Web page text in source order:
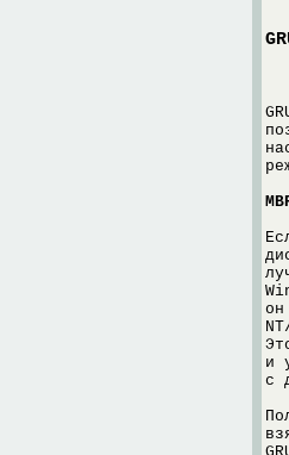
он
и
с